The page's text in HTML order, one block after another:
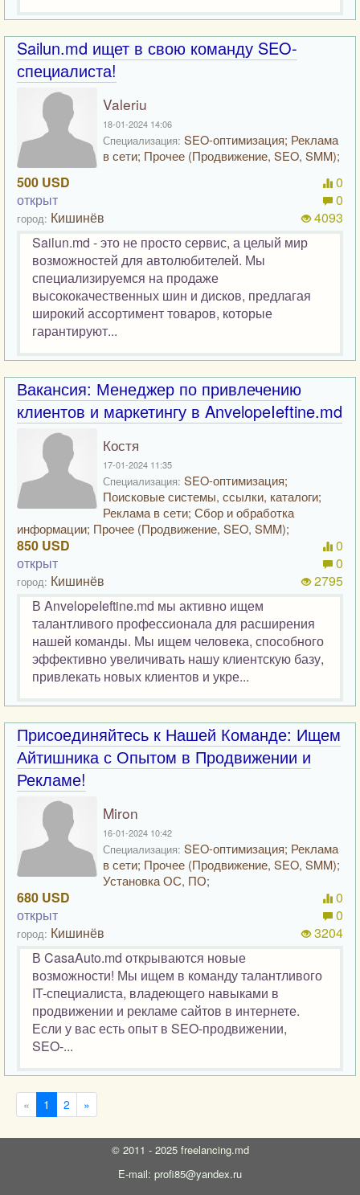
Sailun.md ищет в свою команду SEO-
специалиста!
Valeriu
18-01-2024 14:06
Специализация: SEO-оптимизация; Реклама
в сети; Прочее (Продвижение, SEO, SMM);
500 USD
открыт
город: Кишинёв
0
0
4093
Sailun.md - это не просто сервис, а целый мир
возможностей для автолюбителей. Мы
специализируемся на продаже
высококачественных шин и дисков, предлагая
широкий ассортимент товаров, которые
гарантируют...
Вакансия: Менеджер по привлечению
клиентов и маркетингу в AnvelopeIeftine.md
Костя
17-01-2024 11:35
Специализация: SEO-оптимизация;
Поисковые системы, ссылки, каталоги;
Реклама в сети; Сбор и обработка
информации; Прочее (Продвижение, SEO, SMM);
850 USD
открыт
город: Кишинёв
0
0
2795
В AnvelopeIeftine.md мы активно ищем
талантливого профессионала для расширения
нашей команды. Мы ищем человека, способного
эффективно увеличивать нашу клиентскую базу,
привлекать новых клиентов и укре...
Присоединяйтесь к Нашей Команде: Ищем
Айтишника с Опытом в Продвижении и
Рекламе!
Miron
16-01-2024 10:42
Специализация: SEO-оптимизация; Реклама
в сети; Прочее (Продвижение, SEO, SMM);
Установка ОС, ПО;
680 USD
открыт
город: Кишинёв
0
0
3204
В CasaAuto.md открываются новые
возможности! Мы ищем в команду талантливого
IT-специалиста, владеющего навыками в
продвижении и рекламе сайтов в интернете.
Если у вас есть опыт в SEO-продвижении,
SEO-...
« 1 2 »
© 2011 - 2025 freelancing.md
E-mail: profi85@yandex.ru